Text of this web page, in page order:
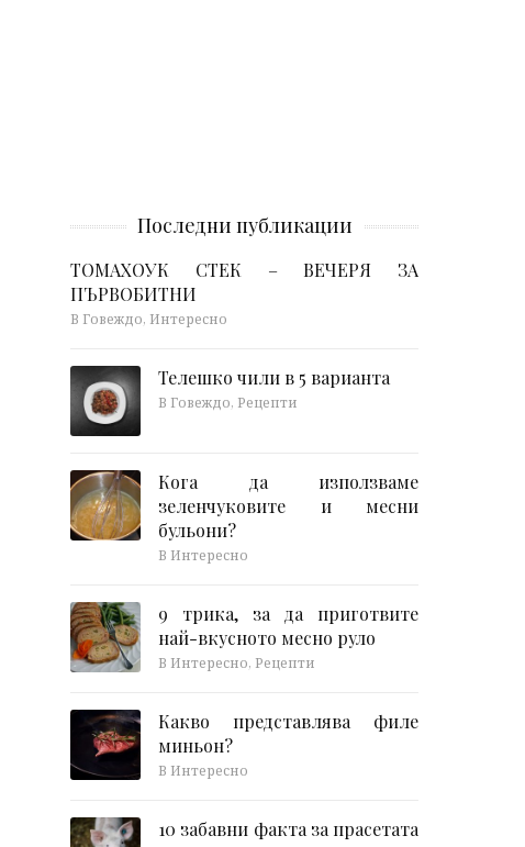
Последни публикации
ТОМАХОУК СТЕК – ВЕЧЕРЯ ЗА
ПЪРВОБИТНИ
В Говеждо, Интересно
Телешко чили в 5 варианта
В Говеждо, Рецепти
Кога да използваме
зеленчуковите и месни
бульони?
В Интересно
9 трика, за да приготвите
най-вкусното месно руло
В Интересно, Рецепти
Какво представлява филе
миньон?
В Интересно
10 забавни факта за прасетата